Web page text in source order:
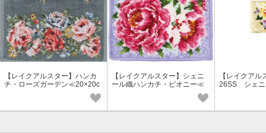
【レイクアルスター】ハンカ
チ・ローズガーデン≪20×20c
【レイクアルスター】シェニ
ール織ハンカチ・ピオニー≪
【レイクア
26SS シェニ